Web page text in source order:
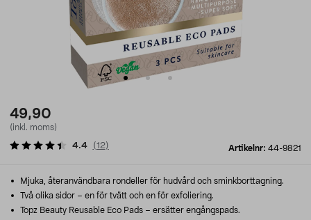
49,90
(inkl. moms)
Artikelnr: 44-9821
4.4 (12)
Mjuka, återanvändbara rondeller för hudvård och sminkborttagning.
Två olika sidor – en för tvätt och en för exfoliering.
Topz Beauty Reusable Eco Pads – ersätter engångspads.